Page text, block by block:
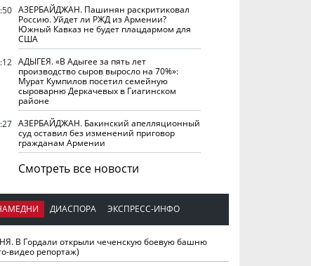
АЗЕРБАЙДЖАН. Пашинян раскритиковал
Россию. Уйдет ли РЖД из Армении?
Южный Кавказ не будет плацдармом для
США
АДЫГЕЯ. «В Адыгее за пять лет
производство сыров выросло на 70%»:
Мурат Кумпилов посетил семейную
сыроварню Деркачевых в Гиагинском
районе
АЗЕРБАЙДЖАН. Бакинский апелляционный
суд оставил без изменений приговор
гражданам Армении
Смотреть все новости
ДИАСПОРА ЭКСПРЕСС-ИНФО
В Гордали открыли чеченскую боевую башню
видео репортаж)